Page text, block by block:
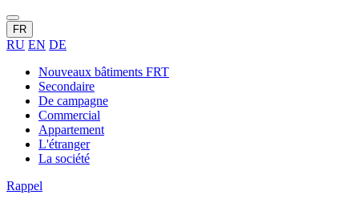
FR
RU EN DE
Nouveaux bâtiments FRT
Secondaire
De campagne
Commercial
Appartement
L'étranger
La société
Rappel